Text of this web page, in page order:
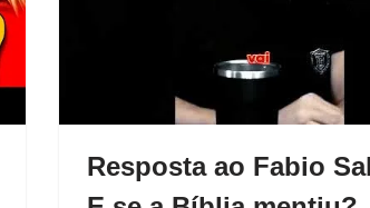
Resposta ao Fabio